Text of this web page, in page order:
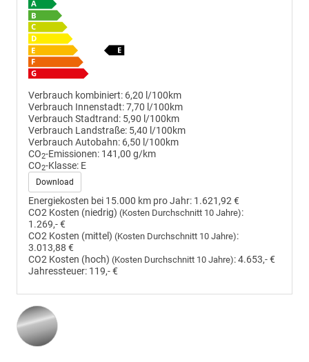
Verbrauch kombiniert: 6,20 l/100km
Verbrauch Innenstadt:7,70 l/100km
Verbrauch Stadtrand: 5,90 l/100km
Verbrauch Landstraße: 5,40 l/100km
Verbrauch Autobahn: 6,50 l/100km
CO2-Emissionen: 141,00 g/km
CO2-Klasse: E
Download
Energiekosten bei 15.000 km pro Jahr: 1.621,92 €
CO2 Kosten (niedrig) (Kosten Durchschnitt 10 Jahre):
1.269,- €
CO2 Kosten (mittel) (Kosten Durchschnitt 10 Jahre):
3.013,88 €
CO2 Kosten (hoch) (Kosten Durchschnitt 10 Jahre):4.653,- €
Jahressteuer: 119,- €